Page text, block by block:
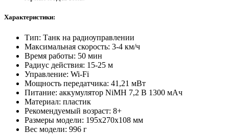
Характеристики:
Тип: Танк на радиоуправлении
Максимальная скорость: 3-4 км/ч
Время работы: 50 мин
Радиус действия: 15-25 м
Управление: Wi-Fi
Мощность передатчика: 41,21 мВт
Питание: аккумулятор NiMH 7,2 В 1300 мАч
Материал: пластик
Рекомендуемый возраст: 8+
Размеры модели: 195х270х108 мм
Вес модели: 996 г